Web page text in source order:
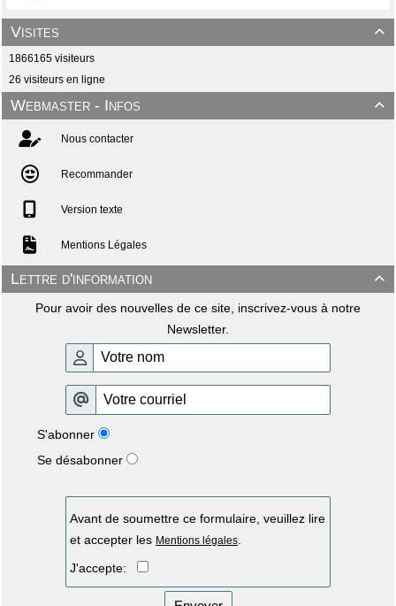

Visites
1866165 visiteurs
26 visiteurs en ligne

Webmaster - Infos
Nous contacter
Recommander
Version texte
Mentions Légales

Lettre d'information
Pour avoir des nouvelles de ce site, inscrivez-vous à notre
Newsletter.
S'abonner
Se désabonner
Avant de soumettre ce formulaire, veuillez lire
et accepter les Mentions légales
J'accepte: